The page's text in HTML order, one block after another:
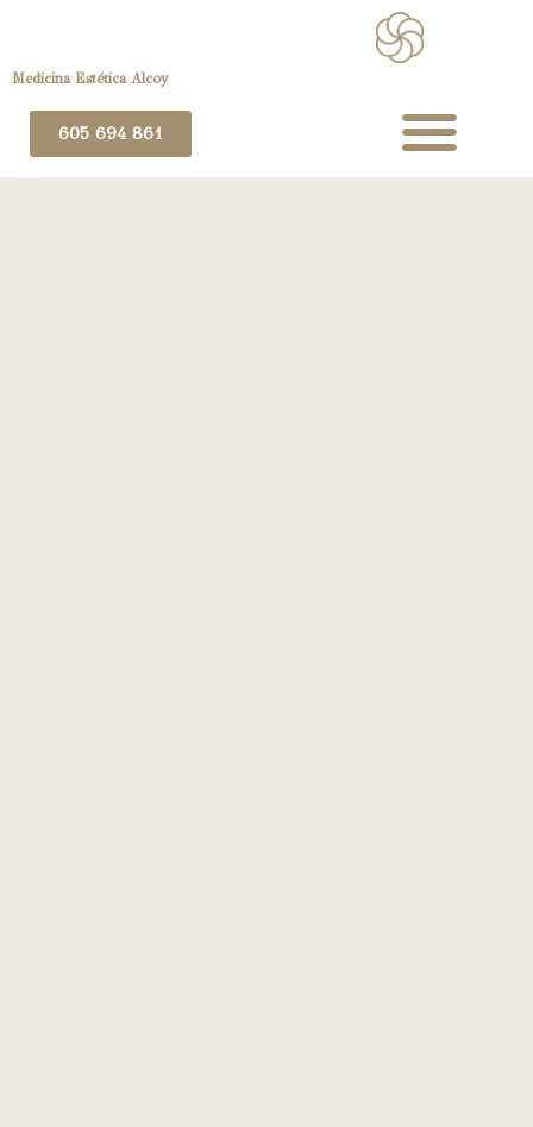
Medicina Estética Alcoy
605 694 861